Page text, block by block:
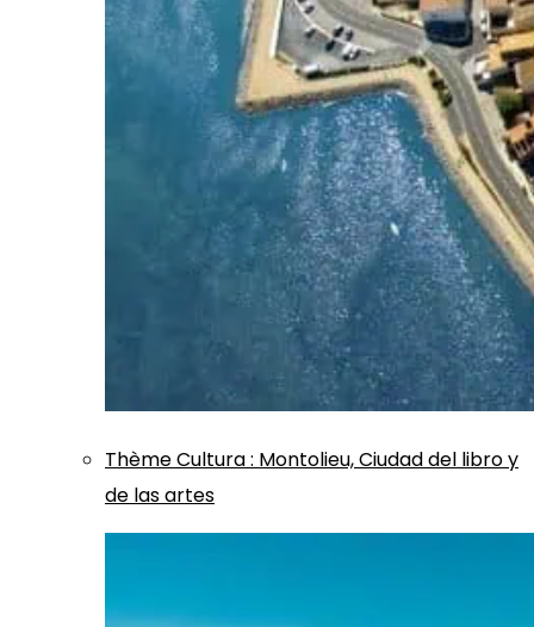
ThèmeCultura: Montolieu, Ciudad del libro y
de las artes